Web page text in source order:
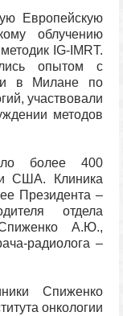
Европейскую
облучению
IG-IMRT.
опытом с
в Милане по
участвовали
методов
более 400
США. Клиника
Президента –
отдела
А.Ю.,
радиолога –
Спиженко
онкологии